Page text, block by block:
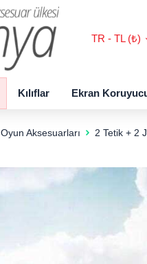
TR - TL (₺)
Kılıflar Ekran
Oyun Aksesuarları ​​2 Tetik + 2